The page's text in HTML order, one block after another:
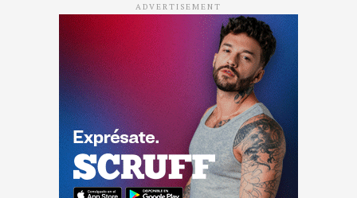
ADVERTISEMENT